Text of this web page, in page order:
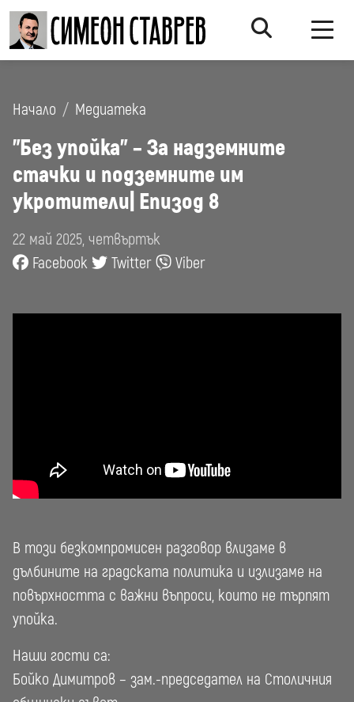
Начало Медиатека
”Без упойка” – За надземните
стачки и подземните им
укротители| Епизод 8
22 май 2025, четвъртък
Facebook
Twitter Viber
В този безкомпромисен разговор влизаме в
дълбините на градската политика и излизаме на
повърхността с важни въпроси, които не търпят
упойка.
Наши гости са:
Бойко Димитров – зам.-председател на Столичния